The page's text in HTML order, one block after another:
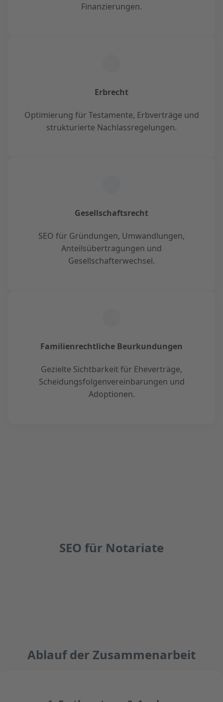
Finanzierungen.
Erbrecht
Optimierung für Testamente, Erbverträge und
strukturierte Nachlassregelungen.
Gesellschaftsrecht
SEO für Gründungen, Umwandlungen,
Anteilsübertragungen und
Gesellschafterwechsel.
Familienrechtliche Beurkundungen
Gezielte Sichtbarkeit für Eheverträge,
Scheidungsfolgenvereinbarungen und
Adoptionen.
SEO für Notariate
Ablauf der Zusammenarbeit